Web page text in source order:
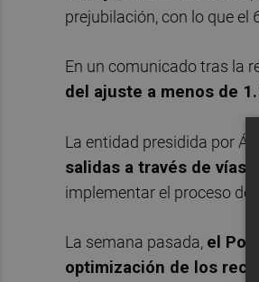
prejubilación, con lo que el
En un comunicado tras la
del ajuste a menos de
La entidad presidida por
salidas a través de vías
implementar el proceso
La semana pasada, el
optimización de los